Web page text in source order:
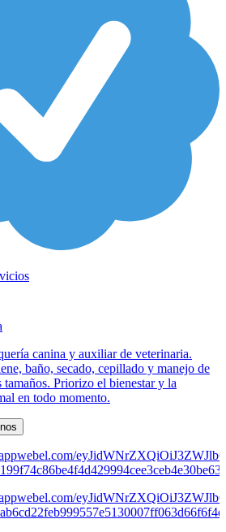
canina y auxiliar de veterinaria.
baño, secado, cepillado y manejo de
tamaños. Priorizo el bienestar y la
en todo momento.